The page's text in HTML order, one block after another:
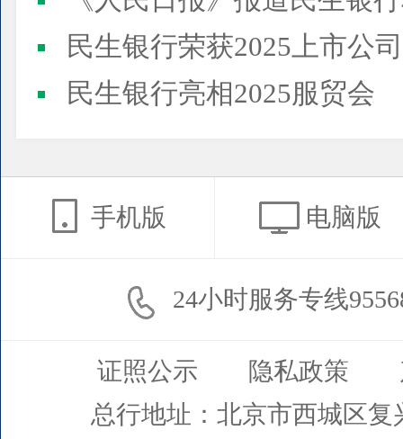
民生银行荣获2025上市公司董事会最佳实践案例、上市公
民生银行亮相2025服贸会
手机版 电脑版
24小时服务专线
证照公示 隐私政策
总行地址：北京市西城区复